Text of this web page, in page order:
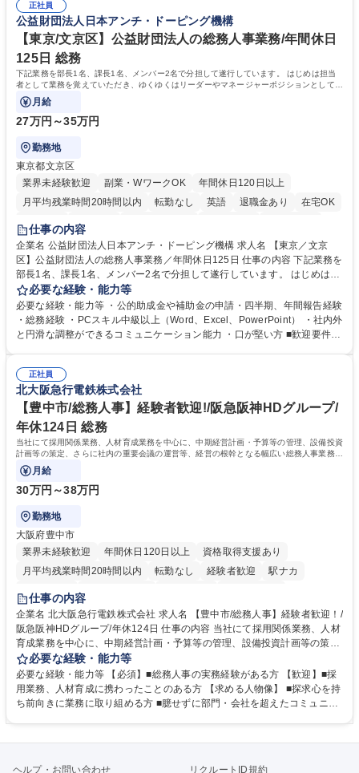
万～・残業10H◆食品原料・健康食品の商社
演算ができる方 ・業務ルールや指示を理解し、行動できる方 学歴・資格
学歴：大学院 大学 短大 語学力： 資格：
正社員
公益財団法人日本アンチ・ドーピング機構
【東京/文京区】公益財団法人の総務人事業務/年間休日
125日 総務
下記業務を部長1名、課長1名、メンバー2名で分担して遂行しています。 はじめは担当
者として業務を覚えていただき、ゆくゆくはリーダーやマネージャーポジションとして活
躍いただくことを期待しています。
月給
27万円～35万円
勤務地
東京都文京区
業界未経験歓迎
副業・WワークOK
年間休日120日以上
月平均残業時間20時間以内
転勤なし 英語 退職金あり
在宅OK
賞与あり
育休あり
食事補助あり
仕事の内容
企業名 公益財団法人日本アンチ・ドーピング機構 求人名 【東京／文京
区】公益財団法人の総務人事業務／年間休日125日 仕事の内容 下記業務を
部長1名、課長1名、メンバー2名で分担して遂行しています。 はじめは担
当者として業務を覚えていただき、ゆくゆくはリーダーやマネージャーポ
ジションとして活躍いただくことを期待しています。 【総務・人事グルー
プの業務内容】 ・人事制度関連 ・採用活動 ・教育研修の企画、実行 ・勤
怠管理 ・官公庁への各種提出 ・法定の会議運営（評議員会、理事会） ・
管理 ・福利厚生関連 ・職員からの問合せ、相談対応 ・その他日常の総務
業務全般 募集職種 【東京／文京区】公益財団法人の総務人事業務／年間
休日125日
必要な経験・能力等
必要な経験・能力等 ・公的助成金や補助金の申請・四半期、年間報告経験
・総務経験 ・PCスキル中級以上（Word、Excel、PowerPoint） ・社内外
と円滑な調整ができるコミュニケーション能力 ・口が堅い方 ■歓迎要件
正社員
北大阪急行電鉄株式会社
【豊中市/総務人事】経験者歓迎!/阪急阪神HDグループ/
年休124日 総務
当社にて採用関係業務、人材育成業務を中心に、中期経営計画・予算等の管理、設備投資
計画等の策定、さらに社内の重要会議の運営等、経営の根幹となる幅広い総務人事業務全
般を担当していただきます。
月給
30万円～38万円
勤務地
大阪府豊中市
業界未経験歓迎
年間休日120日以上
資格取得支援あり
月平均残業時間20時間以内
転勤なし 経験者歓迎
駅ナカ
退職金あり
土日祝休み
服装自由 昼食補助あり 食事補助あり
仕事の内容
企業名 北大阪急行電鉄株式会社 求人名 【豊中市/総務人事】経験者歓迎！/
阪急阪神HDグループ/年休124日 仕事の内容 当社にて採用関係業務、人材
育成業務を中心に、中期経営計画・予算等の管理、設備投資計画等の策
定、さらに社内の重要会議の運営等、経営の根幹となる幅広い総務人事業
務全般を担当していただきます。 【主な業務内容】 ■採用関係業務および
人材育成(社員研修)業務の推進 ■中期経営計画および予算等の管理 ■設備
投資計画等の策定 ■社内の重要会議の運営 ■その他総務人事業務全般 【入
務人事】経験者歓迎！/阪急阪神HDグループ/年休124日
必要な経験・能力等
必要な経験・能力等 【必須】■総務人事の実務経験がある方 【歓迎】■採
用業務、人材育成に携わったことのある方 【求める人物像】 ■探求心を持
ち前向きに業務に取り組める方 ■臆せずに部門・会社を超えたコミュニケ
ヘルプ・お問い合わせ リクルートID規約